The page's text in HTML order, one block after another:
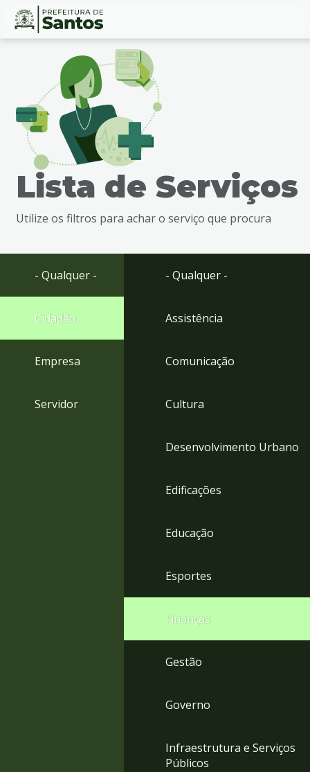
Ir
busca
Ir
rodapé
Conteúdo
Lista de Serviços
Utilize os filtros para achar o serviço que procura
- Qualquer -
Cidadão
Empresa
Servidor
- Qualquer -
Assistência
Comunicação
Cultura
Desenvolvimento Urbano
Edificações
Educação
Esportes
Finanças
Gestão
Governo
Infraestrutura e Serviços
Públicos